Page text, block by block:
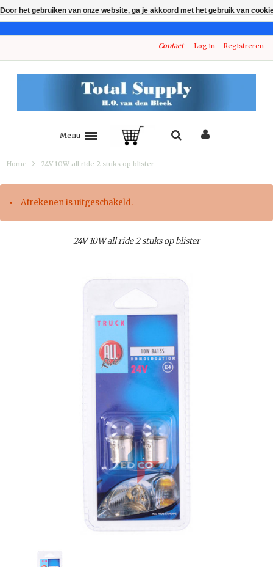
Contact Log in Registreren
Menu
Home 24V 10W all ride 2 stuks op blister
Afrekenen is uitgeschakeld.
24V 10W all ride 2 stuks op blister
Door het gebruiken van onze website, ga je akkoord met het gebruik van